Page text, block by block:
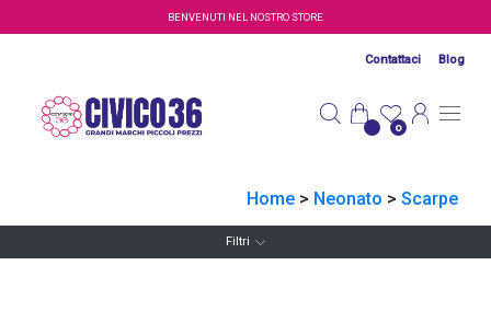
Salta al contenuto principaleBENVENUTI NEL NOSTRO STORE
Contattaci Blog
0
Home > Neonato > Scarpe
Filtri